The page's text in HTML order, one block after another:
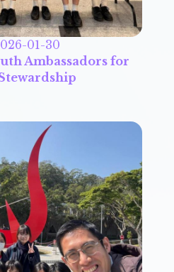
01-30
Ambassadors for